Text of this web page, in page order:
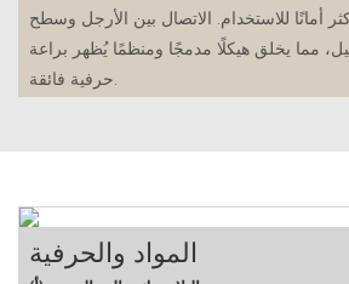
أمانًا للاستخدام. الاتصال بين الأرجل وسطح
مما يخلق هيكلًا مدمجًا ومنظمًا يُظهر براعة
حرفية فائقة.
المواد والحرفية